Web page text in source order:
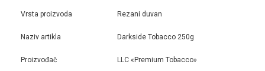
Vrsta proizvoda Rezani duvan
Naziv artikla Darkside Tobacco 250g
Proizvođač LLC «Premium Tobacco»